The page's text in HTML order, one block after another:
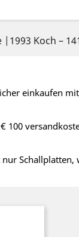
Koch –
einkaufen
100
Schallplatten,